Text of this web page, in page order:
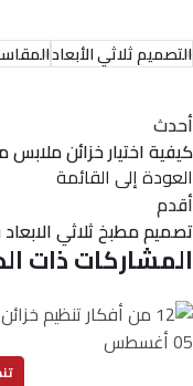
التصميم ثلاثي الأبعاد
أحدث
كيفية اختيار خزائن
العودة إلى القائمة
أقدم
تصميم مطبخ ثلاثي الابعاد
المشاركات ذات
05أغسطس